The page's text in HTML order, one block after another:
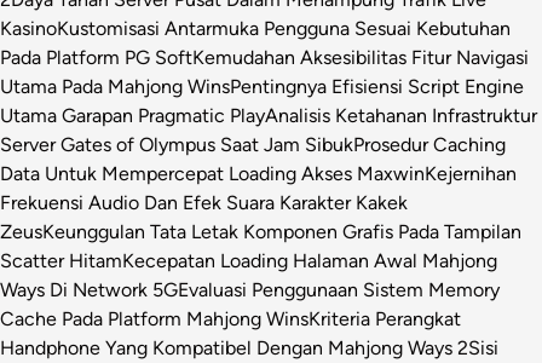
KasinoKustomisasi Antarmuka Pengguna Sesuai Kebutuhan
Pada Platform PG SoftKemudahan Aksesibilitas Fitur Navigasi
Utama Pada Mahjong WinsPentingnya Efisiensi Script Engine
Utama Garapan Pragmatic PlayAnalisis Ketahanan Infrastruktur
Server Gates of Olympus Saat Jam SibukProsedur Caching
Data Untuk Mempercepat Loading Akses MaxwinKejernihan
Frekuensi Audio Dan Efek Suara Karakter Kakek
ZeusKeunggulan Tata Letak Komponen Grafis Pada Tampilan
Scatter HitamKecepatan Loading Halaman Awal Mahjong
Ways Di Network 5GEvaluasi Penggunaan Sistem Memory
Cache Pada Platform Mahjong WinsKriteria Perangkat
Handphone Yang Kompatibel Dengan Mahjong Ways 2Sisi